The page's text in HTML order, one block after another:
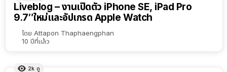
Liveblog – งานเปิดตัว iPhone SE, iPad Pro
9.7″ใหม่และอัปเกรด Apple Watch
โดย Attapon Thaphaengphan
10 ปีที่แล้ว
2k ดู